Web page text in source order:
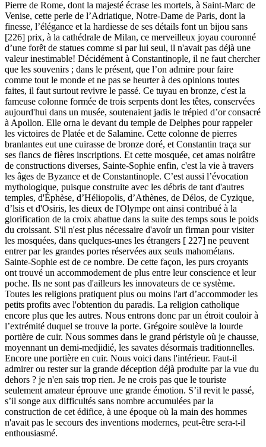
Pierre de Rome, dont la majesté écrase les mortels, à Saint-Marc de
Venise, cette perle de l’Adriatique, Notre-Dame de Paris, dont la
finesse, l’élégance et la hardiesse de ses détails font un bijou sans
[226] prix, à la cathédrale de Milan, ce merveilleux joyau couronné
d’une forêt de statues comme si par lui seul, il n'avait pas déjà une
valeur inestimable! Décidément à Constantinople, il ne faut chercher
que les souvenirs ; dans le présent, que l’on admire pour faire
comme tout le monde et ne pas se heurter à des opinions toutes
faites, il faut surtout revivre le passé. Ce tuyau en bronze, c'est la
fameuse colonne formée de trois serpents dont les têtes, conservées
aujourd'hui dans un musée, soutenaient jadis le trépied d’or consacré
à Apollon. Elle orna le devant du temple de Delphes pour rappeler
les victoires de Platée et de Salamine. Cette colonne de pierres
branlantes eut une cuirasse de bronze doré, et Constantin traça sur
ses ﬂancs de fières inscriptions. Et cette mosquée, cet amas noirâtre
de constructions diverses, Sainte-Sophie enfin, c'est la vie à travers
les âges de Byzance et de Constantinople. C’est aussi l’évocation
mythologique, puisque construite avec les débris de tant d'autres
temples, d'Éphèse, d’Héliopolis, d’Athènes, de Délos, de Cyzique,
d’lsis et d'Osiris, les dieux de l'Olympe ont ainsi contribué à la
glorification de la croix abattue dans la suite des temps sous le poids
du croissant. S'il n'est plus nécessaire d'avoír un firman pour visiter
les mosquées, dans quelques-unes les étrangers [ 227] ne peuvent
entrer par les grandes portes réservées aux seuls mahométans.
Sainte-Sophie est de ce nombre. De cette façon, les purs croyants
ont trouvé un accommodement de plus entre leur conscience et leur
poche. Ils ne sont pas d'ailleurs les innovateurs de ce système.
Toutes les religions pratiquent plus ou moins l'art d’accommoder les
petits profits avec l'obtention du paradis. La religion catholique
encore plus que les autres. Nous entrons donc par un étroit couloir à
l’extrémité duquel se trouve la porte. Grégoire soulève la lourde
portière de cuir. Nous sommes dans le grand péristyle où je chausse,
moyennant un demi-medjidié, les savates désormais traditionnelles.
Encore une portière en cuir. Nous voici dans l'intérieur. Faut-il
admirer ou rester sur la grande déception déjà produite par la vue du
dehors ? je n'en sais trop rien. Je ne crois pas que le touriste
seulement amateur éprouve une grande émotion. S’il revit le passé,
s’il songe aux difficultés sans nombre accumulées par la
construction de cet édifice, à une époque où la main des hommes
n'avait pas le secours des inventions modernes, peut-être sera-t-il
enthousiasmé.